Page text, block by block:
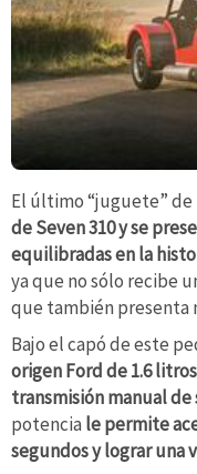
El último “juguete” de
de Seven 310 y se
equilibradas en la
ya que no sólo recibe
que también presenta
Bajo el capó de este
origen Ford de 1.6
transmisión manual de
potencia le permite
segundos y lograr una